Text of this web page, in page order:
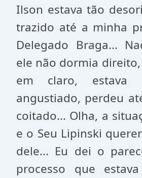
Ilson estava tão
trazido até a minha
Delegado Braga...
ele não dormia
em claro, estava
angustiado, perdeu
coitado... Olha, a
e o Seu Lipinski
dele... Eu dei o
processo que